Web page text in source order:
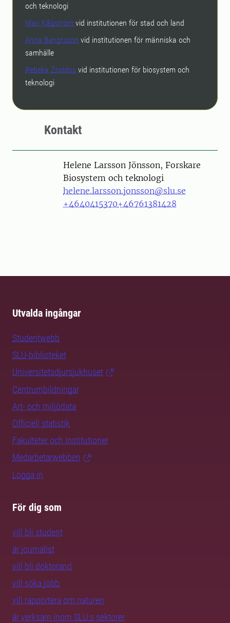
och teknologi
Mari Kågström vid institutionen för stad och land
Anna Bengtsson vid institutionen för människa och
samhälle
Rebeka Zsoldos vid institutionen för biosystem och
teknologi
Kontakt
PersonHelene Larsson Jönsson, Forskare
Biosystem och teknologi
helene.larsson.jonsson@slu.se
+4640415370+46761381428
Utvalda ingångar
Studentwebb
SLU-biblioteket
Universitetsdjursjukhuset
Centrumbildningar
Art- och miljödata
Officiell statistik
Fakulteter och institutioner
Medarbetarwebben
Logga in
För dig som
vill bli student
är journalist
vill bli doktorand
vill söka jobb
vill rapportera om naturen
är verksam inom SLU:s sektorer